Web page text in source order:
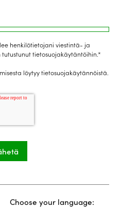
henkilötietojani viestintä- ja
tietosuojakäytäntöihin.*
löytyytietosuojakäytännöistä
Choose your language: